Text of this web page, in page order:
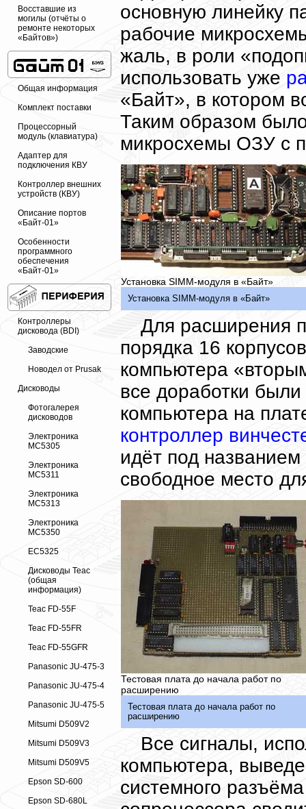
Восставшие из
могилы (отчёты о
ремонте некоторых
«Байтов»)
Общая информация
Комплект поставки
Процессорный
модуль (клавиатура)
Адаптер для
подключения КВУ
Контроллер внешних
устройств (КВУ)
Описание портов
«Байт-01»
Особенности
программного
обеспечения
«Байт-01»
Контроллеры
дисковода (BDI)
Заводские
Новодел от Prusak
Дисководы
Фотогалерея
дисководов
Электроника
МС5305
Электроника
МС5311
Электроника
МС5313
Электроника
МС5350
ЕС5325
Дисководы Teac
(общая
информация)
Teac FD-55F
Teac FD-55FR
Teac FD-55GFR
Panasonic JU-475-3
Panasonic JU-475-4
Panasonic JU-475-5
Mitsumi D509V2
Mitsumi D509V3
Mitsumi D509V5
Epson SD-600
Epson SD-680L
основную линейку
рабочие
жаль, в роли
использовать уже
«Байт», в котором
Таким образом
микросхемы ОЗУ с
Установка SIMM-модуля в «Байт»
Установка SIMM-модуля в «Байт»
Для расширения
порядка 16
компьютера
все доработки
компьютера на
контроллер
идёт под названием
свободное место
Тестовая плата до начала работ по
расширению
Тестовая плата до начала работ по
расширению
Все сигналы,
компьютера,
системного